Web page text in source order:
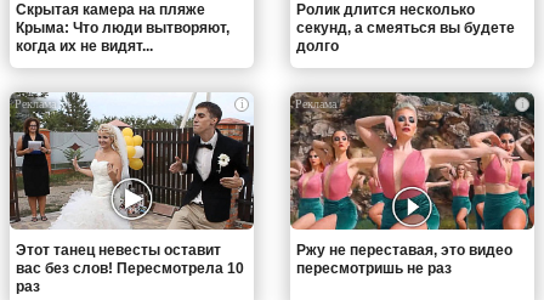
Скрытая камера на пляже
Крыма: Что люди вытворяют,
когда их не видят...
Ролик длится несколько
секунд, а смеяться вы будете
долго
i
Этот танец невесты оставит
вас без слов! Пересмотрела 10
раз
i
Ржу не переставая, это видео
пересмотришь не раз